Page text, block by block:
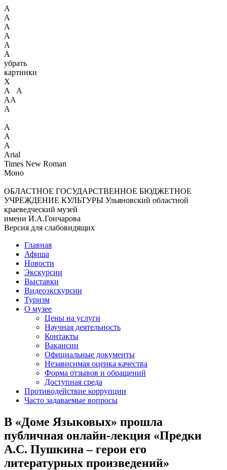
А
А
А
А
А
А
убрать
картинки
X
А А
АА
А
А
А
А
Arial
Times New Roman
Моно
ОБЛАСТНОЕ ГОСУДАРСТВЕННОЕ БЮДЖЕТНОЕ
УЧРЕЖДЕНИЕ КУЛЬТУРЫ Ульяновский областной
краеведческий музей
имени И.А.Гончарова
Версия для слабовидящих
Главная
Афиша
Новости
Экскурсии
Выставки
Видеоэкскурсии
Туризм
О музее
Цены на услуги
Научная деятельность
Контакты
Вакансии
Официальные документы
Независимая оценка качества
Форма отзывов и обращений
Доступная среда
Противодействие коррупции
Часто задаваемые вопросы
В «Доме Языковых» прошла
публичная онлайн-лекция «Предки
А.С. Пушкина – герои его
литературных произведений»